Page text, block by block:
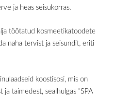
ja heas seisukorras.
töötatud kosmeetikatoodete
naha tervist ja seisundit, eriti
koostisosi, mis on
ja taimedest, sealhulgas "SPA